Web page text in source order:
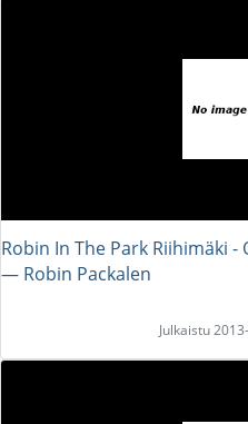
Robin In The Park Riihimäki -
― Robin Packalen
Julkaistu